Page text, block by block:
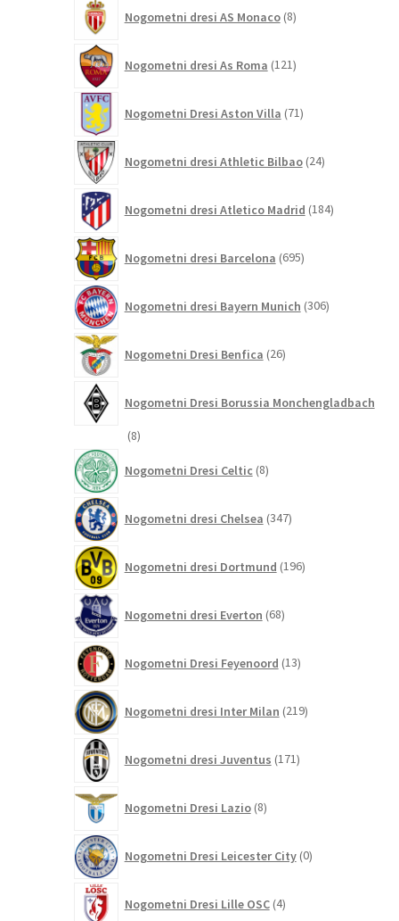
Nogometni dresi AS Monaco 8izdelkov
Nogometni dresi As Roma 121izdelkov
Nogometni Dresi Aston Villa 71izdelkov
Nogometni dresi Athletic Bilbao 24izdelkov
Nogometni dresi Atletico Madrid 184izdelkov
Nogometni dresi Barcelona 695izdelkov
Nogometni dresi Bayern Munich 306izdelkov
Nogometni Dresi Benfica 26izdelkov
Nogometni Dresi Borussia Monchengladbach
88
Nogometni Dresi Celtic 8izdelkov
Nogometni dresi Chelsea 347izdelkov
Nogometni dresi Dortmund 196izdelkov
Nogometni dresi Everton 68izdelkov
Nogometni Dresi Feyenoord 13izdelkov
Nogometni dresi Inter Milan 219izdelkov
Nogometni dresi Juventus 171izdelkov
Nogometni Dresi Lazio 8izdelkov
Nogometni Dresi Leicester City 0izdelkov
Nogometni Dresi Lille OSC 4izdelki